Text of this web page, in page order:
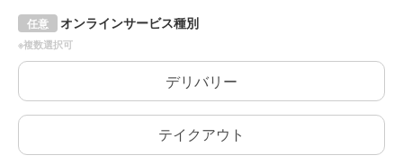
オンラインサービス種別
任意
※複数選択可
デリバリー
テイクアウト